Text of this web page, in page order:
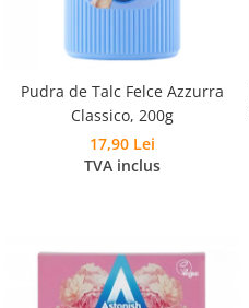
Pudra de Talc Felce Azzurra
Classico, 200g
17,90 Lei
TVA inclus